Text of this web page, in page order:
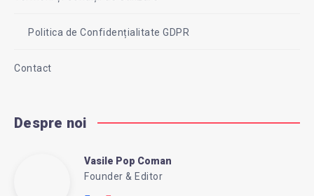
Politica de Confidențialitate GDPR
Contact
Despre noi
Vasile
Vasile Pop Coman
Founder & Editor